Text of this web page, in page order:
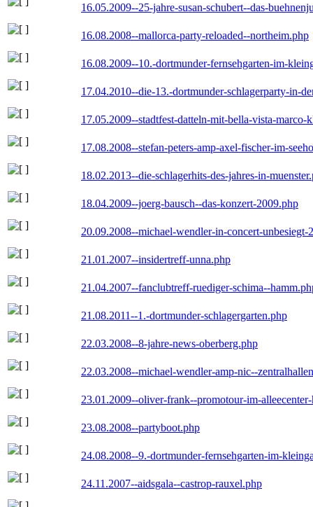
16.05.2009--25-jahre-susan-schubert--das-
16.08.2008--mallorca-party-reloaded--northeim.php
16.08.2009--10.-dortmunder-fernsehgarten-im-
17.04.2010--die-13.-dortmunder-schlagerparty-in-
17.05.2009--stadtfest-datteln-mit-bella-vista-marco-
17.08.2008--stefan-peters-amp-axel-fischer-im-
18.02.2013--die-schlagerhits-des-jahres-in-
18.04.2009--joerg-bausch--das-konzert-2009.php
20.09.2008--michael-wendler-in-concert-unbesiegt-
21.01.2007--insidertreff-unna.php
21.04.2007--fanclubtreff-ruediger-schima--
21.08.2011--1.-dortmunder-schlagergarten.php
22.03.2008--8-jahre-news-oberberg.php
22.03.2008--michael-wendler-amp-nic--
23.01.2009--oliver-frank--promotour-im-
23.08.2008--partyboot.php
24.08.2008--9.-dortmunder-fernsehgarten-im-
24.11.2007--aidsgala--castrop-rauxel.php